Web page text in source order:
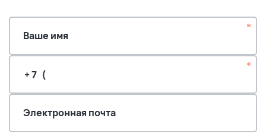
Ваше имя
*
*
Электронная почта